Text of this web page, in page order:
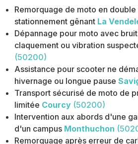
Remorquage de moto en
stationnement gênant La
Dépannage pour moto avec
claquement ou vibration
(50200)
Assistance pour scooter ne
hivernage ou longue pause
Transport sécurisé de moto de
limitée Courcy (50200)
Intervention aux abords d'une
d'un campus Monthuchon
Remorquage après erreur de